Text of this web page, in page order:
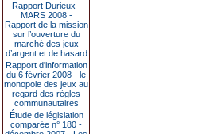
Rapport Durieux -
MARS 2008 -
Rapport de la mission
sur l’ouverture du
marché des jeux
d’argent et de hasard
Rapport d'information
du 6 février 2008 - le
monopole des jeux au
regard des règles
communautaires
Étude de législation
comparée n° 180 -